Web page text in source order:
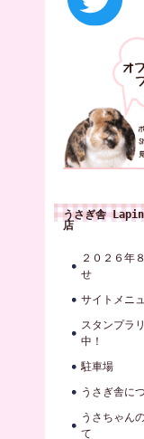
うさぎ舎
店
２０２６年
せ
サイトメニ
スタンプラ
中！
駐車場
うさぎ舎に
うさちゃん
て